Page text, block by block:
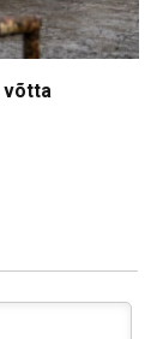
võtta